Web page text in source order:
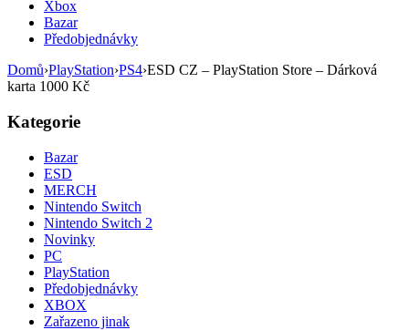
Xbox
Bazar
Předobjednávky
Domů›PlayStation›PS4›ESD CZ – PlayStation Store – Dárková
karta 1000 Kč
Kategorie
Bazar
ESD
MERCH
Nintendo Switch
Nintendo Switch 2
Novinky
PC
PlayStation
Předobjednávky
XBOX
Zařazeno jinak